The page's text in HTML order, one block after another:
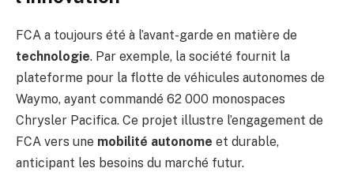
FCA a toujours été à l’avant-garde en matière de
technologie. Par exemple, la société fournit la
plateforme pour la flotte de véhicules autonomes de
Waymo, ayant commandé 62 000 monospaces
Chrysler Pacifica. Ce projet illustre l’engagement de
FCA vers une mobilité autonome et durable,
anticipant les besoins du marché futur.